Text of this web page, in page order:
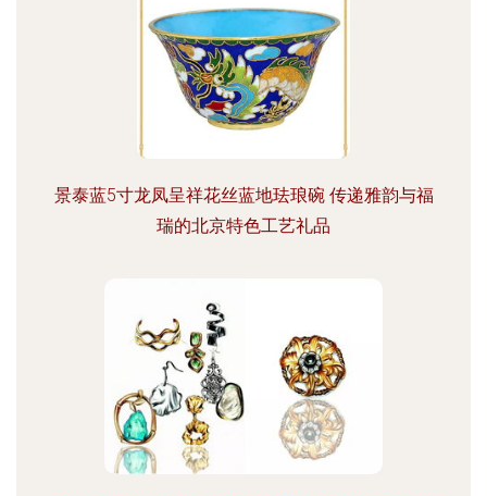
景泰蓝5寸龙凤呈祥花丝蓝地珐琅碗 传递雅韵与福
瑞的北京特色工艺礼品